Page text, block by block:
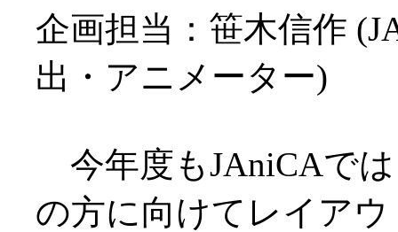
企画担当：笹木信作
出・アニメーター)
今年度もJAniCAで
の方に向けてレイア